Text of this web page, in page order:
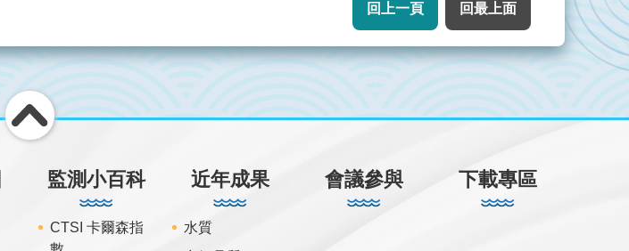
回上一頁 回最上面
監測小百科
CTSI 卡爾森指
近年成果
水質
會議參與 下載專區